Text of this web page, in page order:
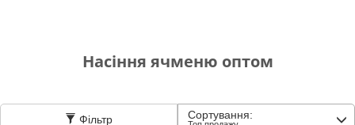
Щоденник
Насіння ячменю оптом
Фільтр Сортування: